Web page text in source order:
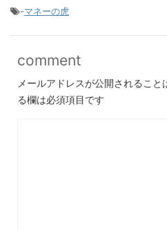
-マネーの虎
comment
メールアドレスが公開されること
る欄は必須項目です